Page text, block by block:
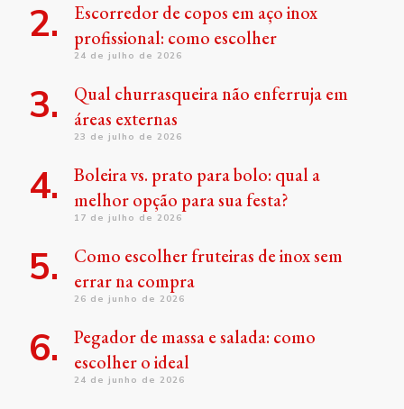
Escorredor de copos em aço inox
profissional: como escolher
24 de julho de 2026
Qual churrasqueira não enferruja em
áreas externas
23 de julho de 2026
Boleira vs. prato para bolo: qual a
melhor opção para sua festa?
17 de julho de 2026
Como escolher fruteiras de inox sem
errar na compra
26 de junho de 2026
Pegador de massa e salada: como
escolher o ideal
24 de junho de 2026